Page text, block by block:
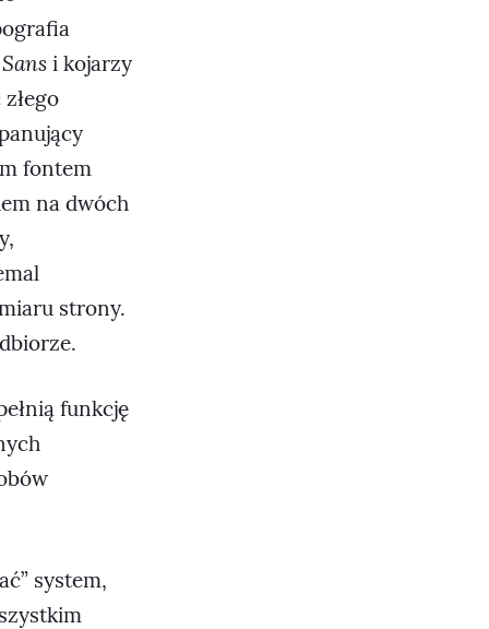
i kojarzy
fontem
na dwóch
strony.
funkcję
system,